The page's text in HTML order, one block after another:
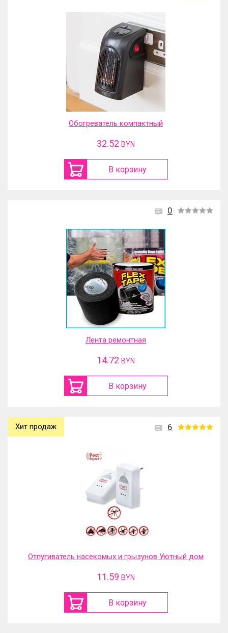
Обогреватель компактный
32.52 BYN
В корзину
0
Лента ремонтная
14.72 BYN
В корзину
6
Хит продаж
Отпугиватель насекомых и грызунов Уютный дом
11.59 BYN
В корзину